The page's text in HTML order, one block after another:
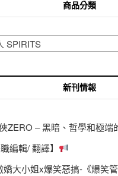
商品分類
SPIRITS
新刊情報
ZERO – 黑暗、哲學和極端
編輯/ 翻譯】
大小姐x爆笑惡搞-《爆笑管